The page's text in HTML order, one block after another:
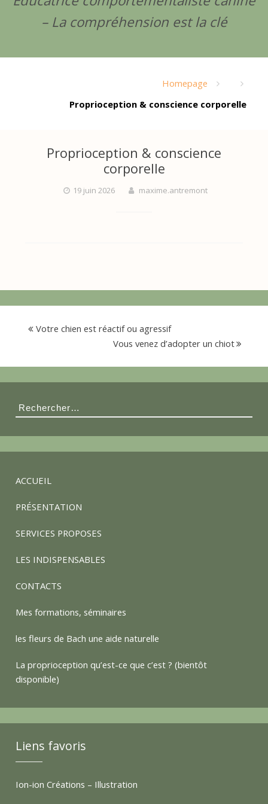
À
é
d
e
p
a
t
t
e
– La compréhension est la clé
Homepage
Proprioception & conscience corporelle
Proprioception & conscience
corporelle
19 juin 2026 maxime.antremont
Votre chien est réactif ou agressif
Vous venez d’adopter un chiot
Rechercher :
ACCUEIL
PRÉSENTATION
SERVICES PROPOSES
LES INDISPENSABLES
CONTACTS
Mes formations, séminaires
les fleurs de Bach une aide naturelle
La proprioception qu’est-ce que c’est ? (bientôt
disponible)
Liens favoris
Ion-ion Créations – Illustration